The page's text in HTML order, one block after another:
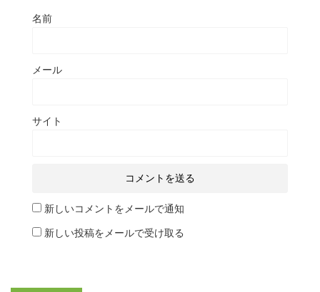
名前
メール
サイト
新しいコメントをメールで通知
新しい投稿をメールで受け取る